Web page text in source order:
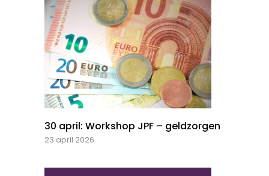
30 april: Workshop JPF – geldzorgen
23 april 2026